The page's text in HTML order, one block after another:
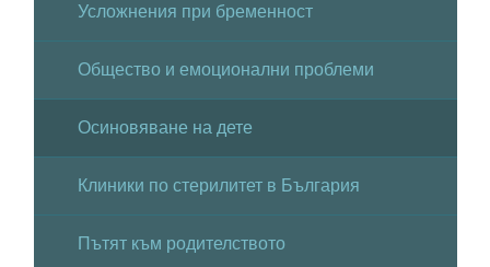
Усложнения при бременност
Общество и емоционални проблеми
Осиновяване на дете
Клиники по стерилитет в България
Пътят към родителството